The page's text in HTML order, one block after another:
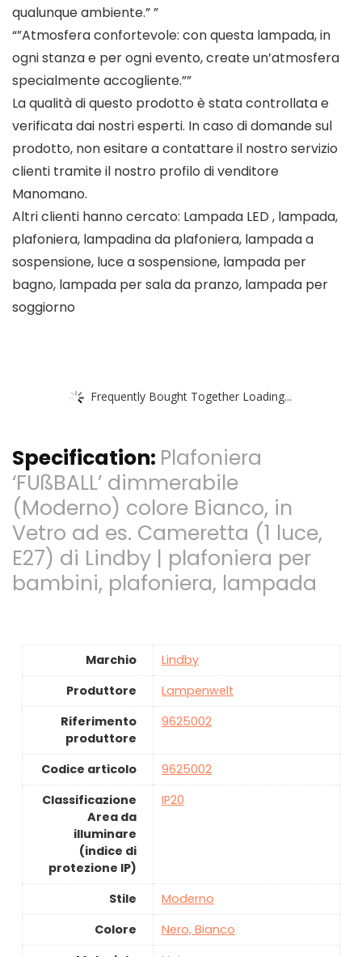
qualunque ambiente.” ”
“”Atmosfera confortevole: con questa lampada, in
ogni stanza e per ogni evento, create un’atmosfera
specialmente accogliente.””
La qualità di questo prodotto è stata controllata e
verificata dai nostri esperti. In caso di domande sul
prodotto, non esitare a contattare il nostro servizio
clienti tramite il nostro profilo di venditore
Manomano.
Altri clienti hanno cercato: Lampada LED , lampada,
plafoniera, lampadina da plafoniera, lampada a
sospensione, luce a sospensione, lampada per
bagno, lampada per sala da pranzo, lampada per
soggiorno
Frequently Bought Together Loading...
Specification: Plafoniera
‘FUßBALL’ dimmerabile
(Moderno) colore Bianco, in
Vetro ad es. Cameretta (1 luce,
E27) di Lindby | plafoniera per
bambini, plafoniera, lampada
Marchio
‎Lindby
Produttore
‎Lampenwelt
Riferimento
produttore
‎9625002
Codice articolo
‎9625002
Classificazione
Area da
illuminare
(indice di
protezione IP)
‎IP20
Stile
‎Moderno
Colore
‎Nero, Bianco